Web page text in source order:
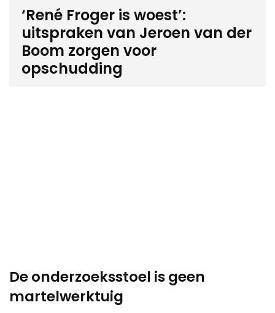
‘René Froger is woest’:
uitspraken van Jeroen van der
Boom zorgen voor
opschudding
De onderzoeksstoel is geen
martelwerktuig